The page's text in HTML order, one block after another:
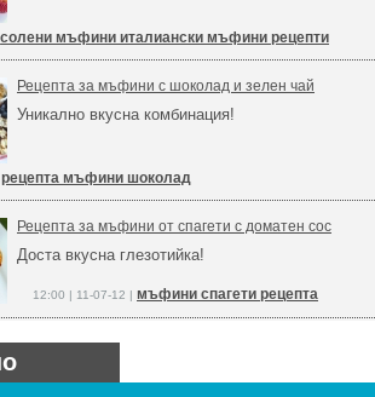
солени мъфини италиански мъфини рецепти
Рецепта за мъфини с шоколад и зелен чай
Уникално вкусна комбинация!
рецепта мъфини шоколад
Рецепта за мъфини от спагети с доматен сос
Доста вкусна глезотийка!
12:00 | 11-07-12 | мъфини спагети рецепта